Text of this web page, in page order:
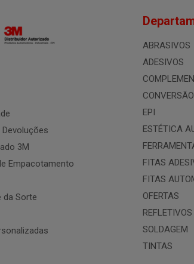
3M
Empacotamento
da Sorte
ABRASIVOS
ADESIVOS
CONVERSÃO
EPI
ESTÉTICA
FITAS
FITAS
OFERTAS
REFLETIVOS
SOLDAGEM
TINTAS